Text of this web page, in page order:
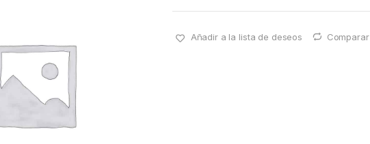
Añadir a la lista de deseos Comparar